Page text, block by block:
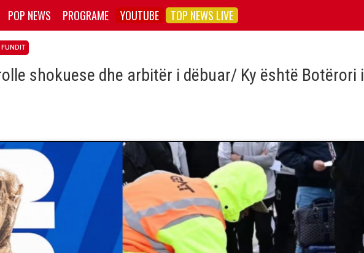
POP NEWS PROGRAME YOUTUBE TOP NEWS LIVE
FUNDIT
shokuese dhe arbitër i dëbuar/ Ky është Botërori i